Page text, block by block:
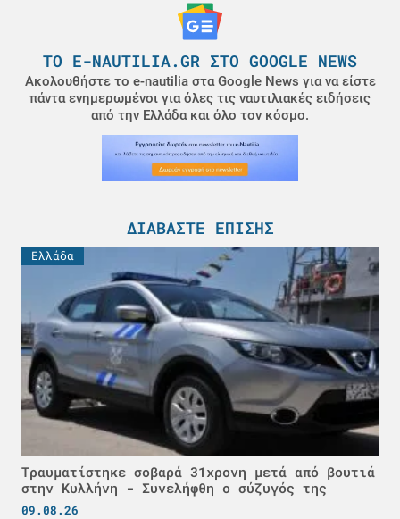
ΤΟ E-NAUTILIA.GR ΣΤΟ GOOGLE NEWS
Ακολουθήστε το e-nautilia στα Google News για να είστε
πάντα ενημερωμένοι για όλες τις ναυτιλιακές ειδήσεις
από την Ελλάδα και όλο τον κόσμο.
ΔΙΑΒΆΣΤΕ ΕΠΊΣΗΣ
Ελλάδα
Τραυματίστηκε σοβαρά 31χρονη μετά από βουτιά
στην Κυλλήνη - Συνελήφθη ο σύζυγός της
09.08.26